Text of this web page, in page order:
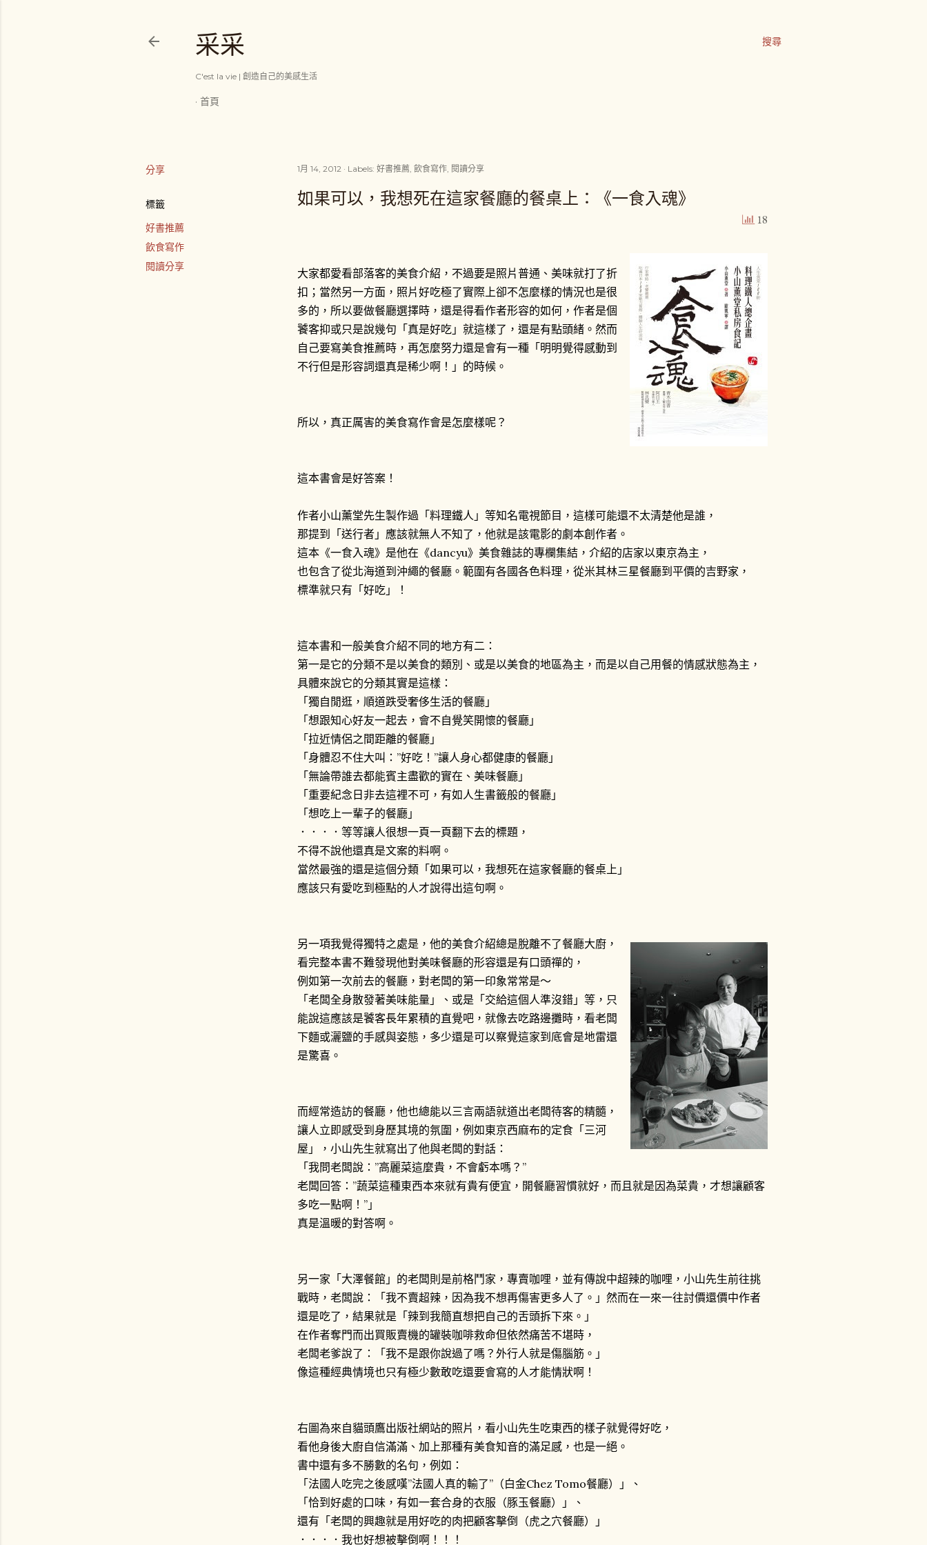
搜尋
采采
C'est la vie | 創造自己的美感生活
首頁
分享
標籤
好書推薦
飲食寫作
閱讀分享
1月 14, 2012 Labels: 好書推薦 飲食寫作 閱讀分享
如果可以，我想死在這家餐廳的餐桌上：《一食入魂》
18
大家都愛看部落客的美食介紹，不過要是照片普通、美味就打了折
扣；當然另一方面，照片好吃極了實際上卻不怎麼樣的情況也是很
多的，所以要做餐廳選擇時，還是得看作者形容的如何，作者是個
饕客抑或只是說幾句「真是好吃」就這樣了，還是有點頭緒。然而
自己要寫美食推薦時，再怎麼努力還是會有一種「明明覺得感動到
不行但是形容詞還真是稀少啊！」的時候。
所以，真正厲害的美食寫作會是怎麼樣呢？
這本書會是好答案！
作者小山薰堂先生製作過「料理鐵人」等知名電視節目，這樣可能還不太清楚他是誰，
那提到「送行者」應該就無人不知了，他就是該電影的劇本創作者。
這本《一食入魂》是他在《dancyu》美食雜誌的專欄集結，介紹的店家以東京為主，
也包含了從北海道到沖繩的餐廳。範圍有各國各色料理，從米其林三星餐廳到平價的吉野家，
標準就只有「好吃」！
這本書和一般美食介紹不同的地方有二：
第一是它的分類不是以美食的類別、或是以美食的地區為主，而是以自己用餐的情感狀態為主，
具體來說它的分類其實是這樣：
「獨自閒逛，順道跌受奢侈生活的餐廳」
「想跟知心好友一起去，會不自覺笑開懷的餐廳」
「拉近情侶之間距離的餐廳」
「身體忍不住大叫：”好吃！”讓人身心都健康的餐廳」
「無論帶誰去都能賓主盡歡的實在、美味餐廳」
「重要紀念日非去這裡不可，有如人生書籤般的餐廳」
「想吃上一輩子的餐廳」
．．．．等等讓人很想一頁一頁翻下去的標題，
不得不說他還真是文案的料啊。
當然最強的還是這個分類「如果可以，我想死在這家餐廳的餐桌上」
應該只有愛吃到極點的人才說得出這句啊。
另一項我覺得獨特之處是，他的美食介紹總是脫離不了餐廳大廚，
看完整本書不難發現他對美味餐廳的形容還是有口頭禪的，
例如第一次前去的餐廳，對老闆的第一印象常常是～
「老闆全身散發著美味能量」、或是「交給這個人準沒錯」等，只
能說這應該是饕客長年累積的直覺吧，就像去吃路邊攤時，看老闆
下麵或灑鹽的手感與姿態，多少還是可以察覺這家到底會是地雷還
是驚喜。
而經常造訪的餐廳，他也總能以三言兩語就道出老闆待客的精髓，
讓人立即感受到身歷其境的氛圍，例如東京西麻布的定食「三河
屋」，小山先生就寫出了他與老闆的對話：
「我問老闆說：”高麗菜這麼貴，不會虧本嗎？”
老闆回答：”蔬菜這種東西本來就有貴有便宜，開餐廳習慣就好，而且就是因為菜貴，才想讓顧客
多吃一點啊！”」
真是溫暖的對答啊。
另一家「大澤餐館」的老闆則是前格鬥家，專賣咖哩，並有傳說中超辣的咖哩，小山先生前往挑
戰時，老闆說：「我不賣超辣，因為我不想再傷害更多人了。」然而在一來一往討價還價中作者
還是吃了，結果就是「辣到我簡直想把自己的舌頭拆下來。」
在作者奪門而出買販賣機的罐裝咖啡救命但依然痛苦不堪時，
老闆老爹說了：「我不是跟你說過了嗎？外行人就是傷腦筋。」
像這種經典情境也只有極少數敢吃還要會寫的人才能情狀啊！
右圖為來自貓頭鷹出版社網站的照片，看小山先生吃東西的樣子就覺得好吃，
看他身後大廚自信滿滿、加上那種有美食知音的滿足感，也是一絕。
書中還有多不勝數的名句，例如：
「法國人吃完之後感嘆”法國人真的輸了”（白金Chez Tomo餐廳）」、
「恰到好處的口味，有如一套合身的衣服（豚玉餐廳）」、
還有「老闆的興趣就是用好吃的肉把顧客擊倒（虎之穴餐廳）」
．．．．我也好想被擊倒啊！！！